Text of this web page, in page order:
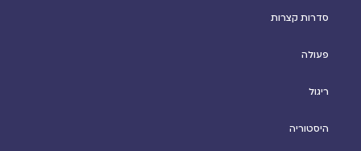
סדרות קצרות
פעולה
ריגול
היסטוריה